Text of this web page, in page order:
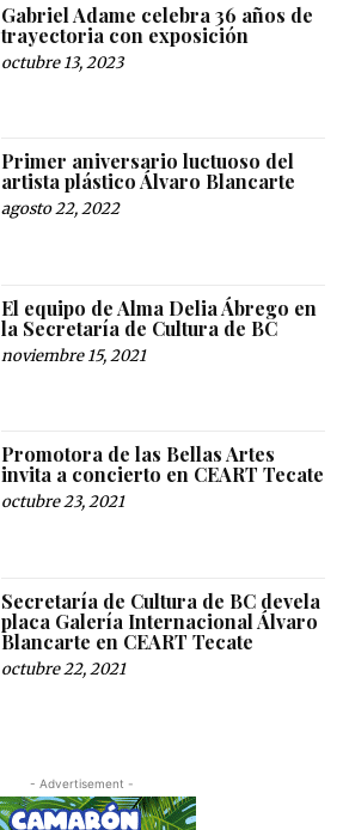
Gabriel Adame celebra 36 años de
trayectoria con exposición
octubre 13, 2023
Primer aniversario luctuoso del
artista plástico Álvaro Blancarte
agosto 22, 2022
El equipo de Alma Delia Ábrego en
la Secretaría de Cultura de BC
noviembre 15, 2021
Promotora de las Bellas Artes
invita a concierto en CEART Tecate
octubre 23, 2021
Secretaría de Cultura de BC devela
placa Galería Internacional Álvaro
Blancarte en CEART Tecate
octubre 22, 2021
- Advertisement -